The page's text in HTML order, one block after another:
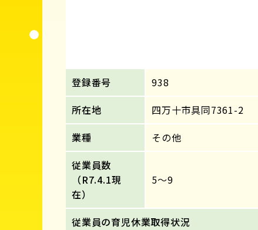
登録番号
938
所在地
四万十市具同7361-2
業種
その他
従業員数
（R7.4.1現
在）
5～9
従業員の育児休業取得状況